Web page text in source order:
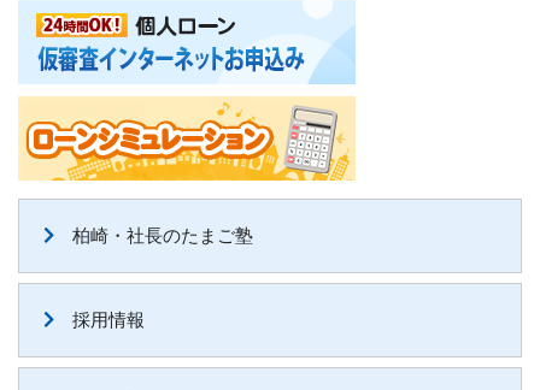
柏崎・社長のたまご塾
採用情報